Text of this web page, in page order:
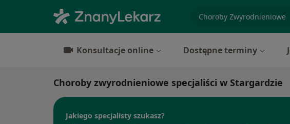
Konsultacje online Dostępne terminy
Choroby zwyrodnieniowe specjaliści w Stargardzie
Jakiego specjalisty szukasz?